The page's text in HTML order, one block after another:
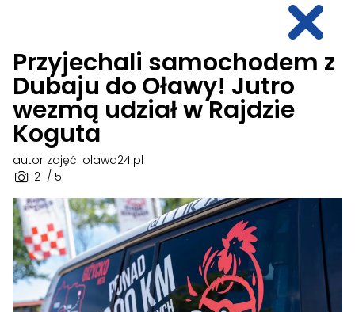
Przyjechali samochodem z
Dubaju do Oławy! Jutro
wezmą udział w Rajdzie
Koguta
2 / 5
autor zdjęć: olawa24.pl